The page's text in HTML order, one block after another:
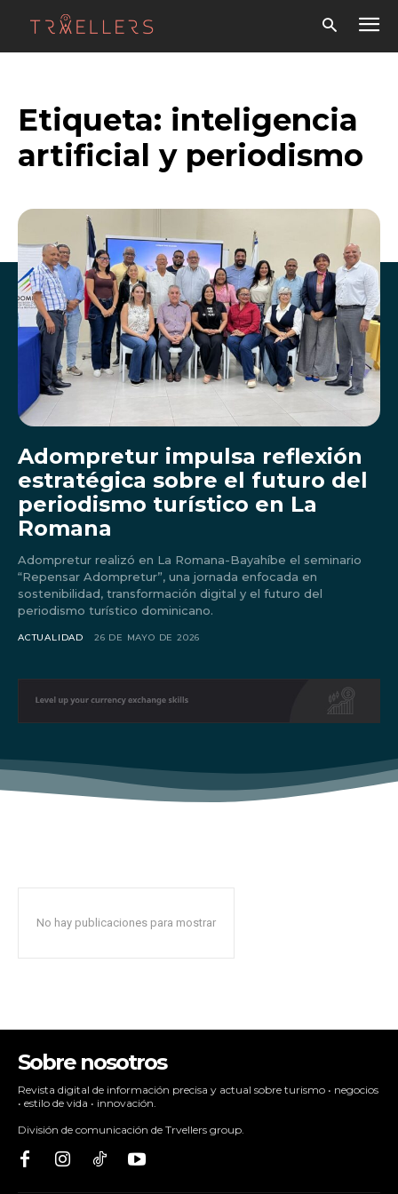
out!
Sing up for our newsletter
Etiqueta: inteligencia
artificial y periodismo
Adompretur impulsa reflexión
estratégica sobre el futuro del
periodismo turístico en La
Romana
Adompretur realizó en La Romana-Bayahíbe el seminario
“Repensar Adompretur”, una jornada enfocada en
sostenibilidad, transformación digital y el futuro del
periodismo turístico dominicano.
ACTUALIDAD 26 DE MAYO DE 2026
No hay publicaciones para mostrar
Sobre nosotros
Revista digital de información precisa y actual sobre turismo • negocios
• estilo de vida • innovación.
División de comunicación de Trvellers group.